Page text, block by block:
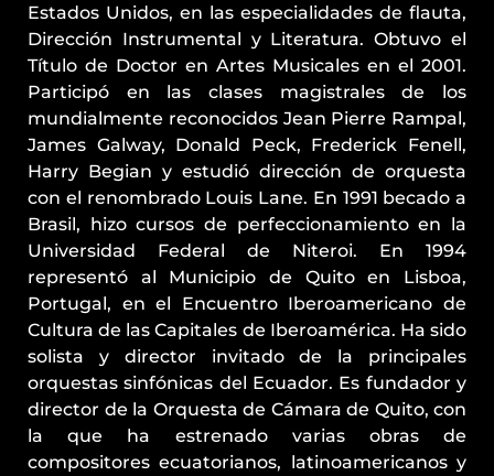
Estados Unidos, en las especialidades de flauta,
Dirección Instrumental y Literatura. Obtuvo el
Título de Doctor en Artes Musicales en el 2001.
Participó en las clases magistrales de los
mundialmente reconocidos Jean Pierre Rampal,
James Galway, Donald Peck, Frederick Fenell,
Harry Begian y estudió dirección de orquesta
con el renombrado Louis Lane. En 1991 becado a
Brasil, hizo cursos de perfeccionamiento en la
Universidad Federal de Niteroi. En 1994
representó al Municipio de Quito en Lisboa,
Portugal, en el Encuentro Iberoamericano de
Cultura de las Capitales de Iberoamérica. Ha sido
solista y director invitado de la principales
orquestas sinfónicas del Ecuador. Es fundador y
director de la Orquesta de Cámara de Quito, con
la que ha estrenado varias obras de
compositores ecuatorianos, latinoamericanos y